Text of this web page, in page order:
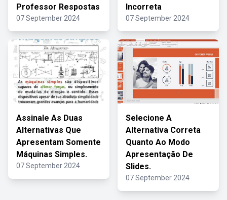
Professor Respostas
07 September 2024
Incorreta
07 September 2024
Assinale As Duas
Alternativas Que
Apresentam Somente
Máquinas Simples.
07 September 2024
Selecione A
Alternativa Correta
Quanto Ao Modo
Apresentação De
Slides.
07 September 2024